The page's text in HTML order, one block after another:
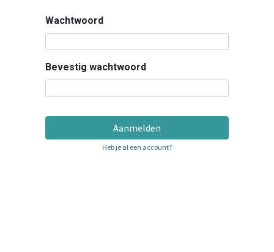
Wachtwoord
Bevestig wachtwoord
Aanmelden
Heb je al een account?